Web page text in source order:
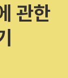
관한